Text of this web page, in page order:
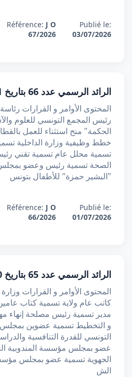
Publié le:
03/07/2026
Référence: J O
67/2026
الرائد الرسمي عدد 66 بتاريخ 01 جويلية 2026
المحتوى الأوامر و القرارات
رئيس المجمع التونسي للعلوم
الحكمة" منح استثناء للعمل
خطط وظيفية وزارة الداخلية
تسمية محلل عام تسمية تقني
الصحة تسمية رئيس وعضو
"البشير حمزة" للأطفال بتونس
Publié le:
01/07/2026
Référence: J O
66/2026
الرائد الرسمي عدد 65 بتاريخ 30 جوان 2026
المحتوى الأوامر و القرارات
كاتب عام ولاية تسمية كتاب
مدير تسمية رئيس مصلحة إنهاء
و التخطيط تسمية عضوين
التونسي للقدرة التنافسية
عضو بمجلس مؤسسة المندوبية
الجهوية تسمية عضو بمجلس
الش